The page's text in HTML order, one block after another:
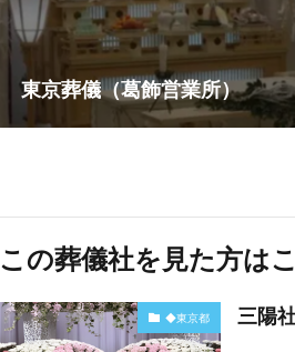
東京葬儀（葛飾営業所）
この葬儀社を見た方は
◆東京都 三陽